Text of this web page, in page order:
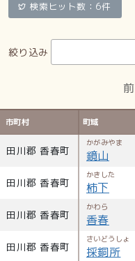
検索ヒット数：6件
絞り込み
前
市町村 町域
田川郡 香春町
かがみやま
鏡山
田川郡 香春町
かきした
柿下
田川郡 香春町
かわら
香春
田川郡 香春町
さいどうしょ
採銅所